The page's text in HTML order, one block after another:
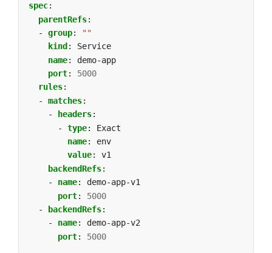
spec:
parentRefs:
- group:
""
kind :
Service
name:
demo-app
port:
5000
rules:
- matches:
-
headers:
- type:
Exact
name:
env
value:
v1
backendRefs:
- name:
demo-app-v1
port:
5000
-
backendRefs:
- name:
demo-app-v2
port: 5000